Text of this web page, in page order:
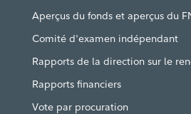
Aperçus du fonds et aperçus du
Comité d'examen indépendant
Rapports de la direction sur le
Rapports financiers
Vote par procuration